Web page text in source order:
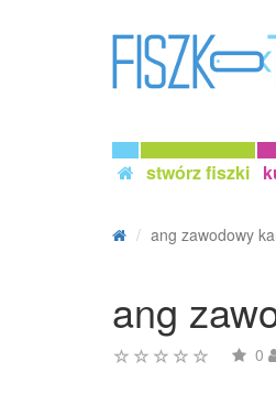
stwórz fiszki
ang zawodowy
ang
0